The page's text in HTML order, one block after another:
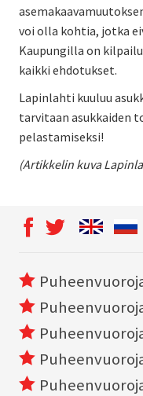
voi olla kohtia, jotka
Kaupungilla on
kaikki ehdotukset.
Lapinlahti kuuluu
tarvitaan asukkaiden
pelastamiseksi!
(Artikkelin kuva